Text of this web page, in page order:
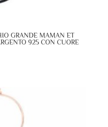
GRANDE MAMAN ET
925 CON CUORE